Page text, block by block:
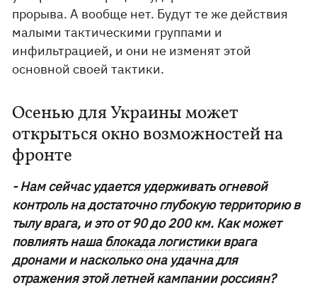
прорыва. А вообще нет. Будут те же действия
малыми тактическими группами и
инфильтрацией, и они не изменят этой
основной своей тактики.
Осенью для Украины может
открыться окно возможностей на
фронте
- Нам сейчас удается удерживать огневой
контроль на достаточно глубокую территорию в
тылу врага, и это от 90 до 200 км. Как может
повлиять наша блокада логистикиврага
дронами и насколько она удачна для
отражения этой летней кампании россиян?